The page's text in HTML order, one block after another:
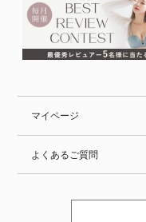
マイページ
よくあるご質問